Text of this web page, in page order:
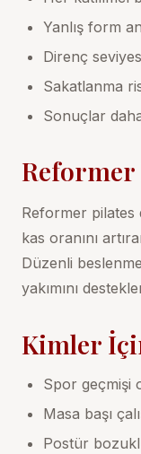
Yanlış form
Direnç
Sakatlanma
Sonuçlar daha
Reformer
Reformer
kas oranını
Düzenli
yakımını
Kimler
Spor geçmişi
Masa başı
Postür